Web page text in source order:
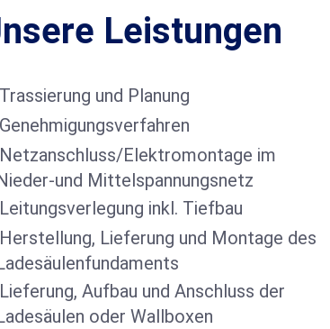
Leistungen
Trassierung und Planung
Genehmigungsverfahren
Netzanschluss/Elektromontage im
und Mittelspannungsnetz
Leitungsverlegung inkl. Tiefbau
Herstellung, Lieferung und Montage des
Lieferung, Aufbau und Anschluss der
oder Wallboxen